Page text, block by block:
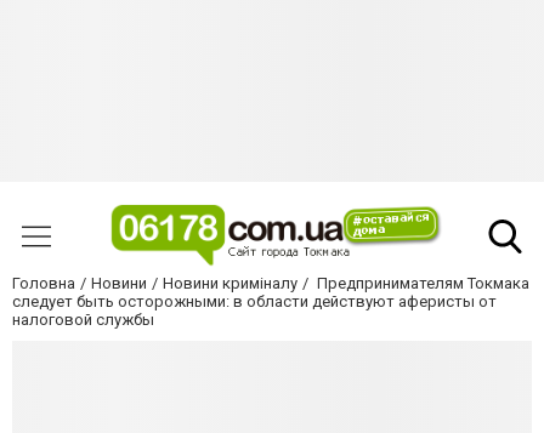
Головна Новини Новини криміналу
Предпринимателям Токмака
следует быть осторожными: в области действуют аферисты от
налоговой службы